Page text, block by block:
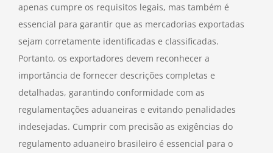
apenas cumpre os requisitos legais, mas também é
essencial para garantir que as mercadorias exportadas
sejam corretamente identificadas e classificadas.
Portanto, os exportadores devem reconhecer a
importância de fornecer descrições completas e
detalhadas, garantindo conformidade com as
regulamentações aduaneiras e evitando penalidades
indesejadas. Cumprir com precisão as exigências do
regulamento aduaneiro brasileiro é essencial para o